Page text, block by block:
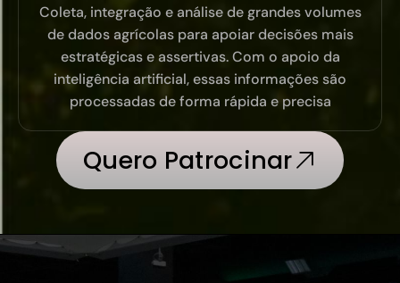
Coleta, integração e análise de grandes volumes
de dados agrícolas para apoiar decisões mais
estratégicas e assertivas. Com o apoio da
inteligência artificial, essas informações são
processadas de forma rápida e precisa
Quero Patrocinar